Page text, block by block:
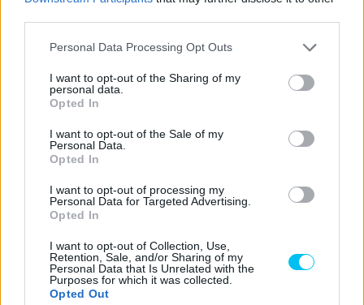
Please note that this website/app uses one or more Google
not limited to your visit or usage behaviour. You may click to
grant or deny consent to Google and its third-party tags to
use your data for below specified purposes in below Google
consent section.
Personal Data Processing Opt Outs
I want to opt-out of the Sharing of my
personal data.
Opted In
I want to opt-out of the Sale of my
Personal Data.
Opted In
I want to opt-out of processing my
Personal Data for Targeted Advertising.
Opted In
I want to opt-out of Collection, Use,
Retention, Sale, and/or Sharing of my
Personal Data that Is Unrelated with the
Purposes for which it was collected.
Opted Out
Mondhatni, Márquez az utóbbi két versenyen akaratlanul is
befolyásolhatta Martín és Bagnaia küzdelmét. Persze ezt
nem lehet felróni neki, hiszen Ausztráliában és Thaiföldön
is a saját céljai érdekében versenyzett, és először össze is
viszont elesett Bagnaia mögött, amiből honfitársa
profitált. Szavai alapján a továbbiakban sem fog az
indokoltnál jobban foglalkozni azzal, hogy kivel csatázik